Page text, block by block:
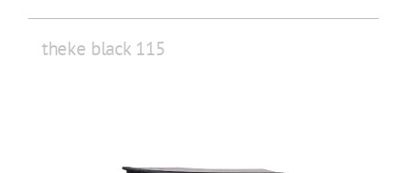
theke black 115